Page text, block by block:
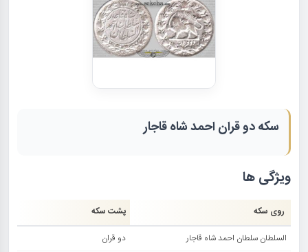
سکه دو قران احمد شاه قاجار
ویژگی ها
روی سکه
پشت سکه
السلطان سلطان احمد شاه قاجار
دو قران